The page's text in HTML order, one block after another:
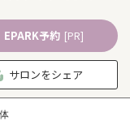
EPARK予約 [PR]
サロンをシェア